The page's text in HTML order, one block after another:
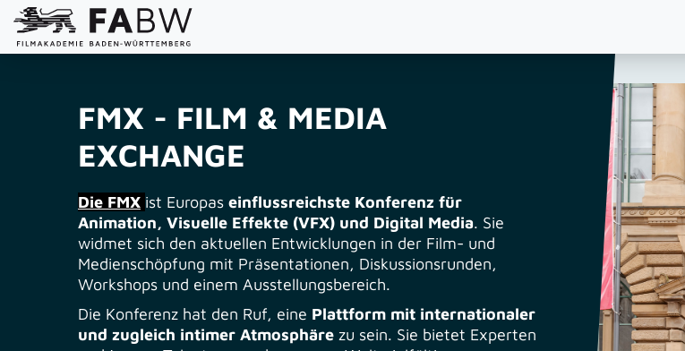
FMX - FILM & MEDIA
EXCHANGE
Die FMX ist Europas einflussreichste Konferenz für
Animation, Visuelle Effekte (VFX) und Digital Media. Sie
widmet sich den aktuellen Entwicklungen in der Film- und
Medienschöpfung mit Präsentationen, Diskussionsrunden,
Workshops und einem Ausstellungsbereich.
Die Konferenz hat den Ruf, eine Plattform mit internationaler
und zugleich intimer Atmosphäre zu sein. Sie bietet Experten